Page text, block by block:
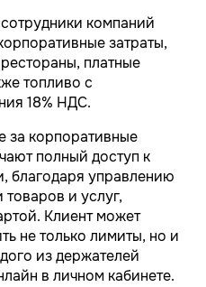
компаний
затраты,
платные
топливо с
18% НДС.
за корпоративные
полный доступ к
благодаря управлению
и услуг,
Клиент может
не только лимиты, но и
из держателей
в личном кабинете.